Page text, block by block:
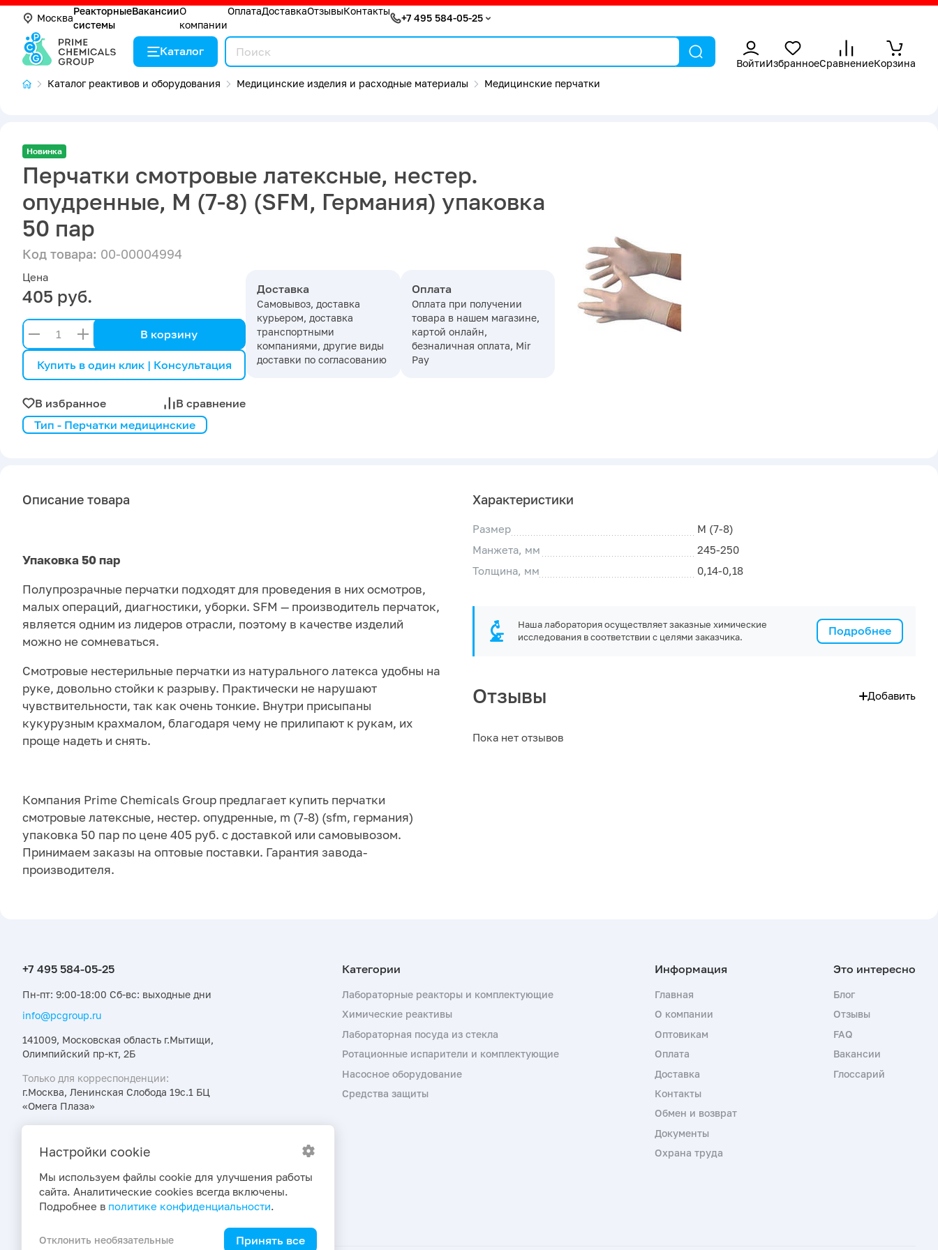
Москва
Реакторные
системы
ВакансииО
компании
ОплатаДоставкаОтзывыКонтакты
+7 495 584-05-25
Каталог
ВойтиИзбранноеСравнениеКорзина
Каталог реактивов и оборудования
Медицинские изделия и расходные материалы Медицинские перчатки
Новинка
Перчатки смотровые латексные, нестер.
опудренные, M (7-8) (SFM, Германия) упаковка
50 пар
Код товара: 00-00004994
Цена
405 руб.
В корзину
Купить в один клик | Консультация
В избранное В сравнение
Доставка
Самовывоз, доставка
курьером, доставка
транспортными
компаниями, другие виды
доставки по согласованию
Оплата
Оплата при получении
товара в нашем магазине,
картой онлайн,
безналичная оплата, Mir
Pay
Тип - Перчатки медицинские
Описание товара
Упаковка 50 пар
Полупрозрачные перчатки подходят для проведения в них осмотров,
малых операций, диагностики, уборки. SFM — производитель перчаток,
является одним из лидеров отрасли, поэтому в качестве изделий
можно не сомневаться.
Смотровые нестерильные перчатки из натурального латекса удобны на
руке, довольно стойки к разрыву. Практически не нарушают
чувствительности, так как очень тонкие. Внутри присыпаны
кукурузным крахмалом, благодаря чему не прилипают к рукам, их
проще надеть и снять.
Компания Prime Chemicals Group предлагает купить перчатки
смотровые латексные, нестер. опудренные, m (7-8) (sfm, германия)
упаковка 50 пар по цене 405 руб. с доставкой или самовывозом.
Принимаем заказы на оптовые поставки. Гарантия завода-
производителя.
Характеристики
Размер
M (7-8)
Манжета, мм
245-250
Толщина, мм
0,14-0,18
Подробнее
Наша лаборатория осуществляет заказные химические
исследования в соответствии с целями заказчика.
Отзывы Добавить
Пока нет отзывов
Пн-пт: 9:00-18:00 Сб-вс: выходные дни
info@pcgroup.ru
141009, Московская область г.Мытищи,
Олимпийский пр-кт, 2Б
Только для корреспонденции:
г.Москва, Ленинская Слобода 19с.1 БЦ
«Омега Плаза»
акциях и новостях первыми
Лабораторные реакторы и комплектующие
Химические реактивы
Лабораторная посуда из стекла
Ротационные испарители и комплектующие
Насосное оборудование
Средства защиты
Главная
О компании
Оптовикам
Оплата
Доставка
Контакты
Обмен и возврат
Документы
Охрана труда
Блог
Отзывы
FAQ
Вакансии
Глоссарий
Настройки cookie
Мы используем файлы cookie для улучшения работы
сайта. Аналитические cookies всегда включены.
Подробнее в политике конфиденциальности.
Отклонить необязательные Принять все